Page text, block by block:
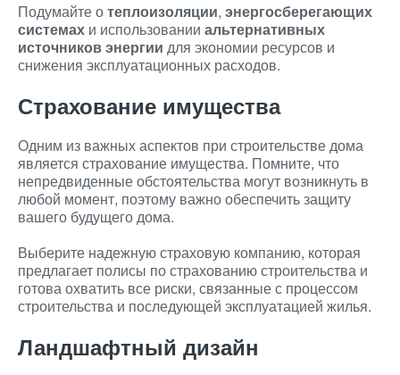
Подумайте отеплоизоляции, энергосберегающих
системах и использовании альтернативных
источников энергии для экономии ресурсов и
снижения эксплуатационных расходов.
Страхование имущества
Одним из важных аспектов при строительстве дома
является страхование имущества. Помните, что
непредвиденные обстоятельства могут возникнуть в
любой момент, поэтому важно обеспечить защиту
вашего будущего дома.
Выберите надежную страховую компанию, которая
предлагает полисы по страхованию строительства и
готова охватить все риски, связанные с процессом
строительства и последующей эксплуатацией жилья.
Ландшафтный дизайн